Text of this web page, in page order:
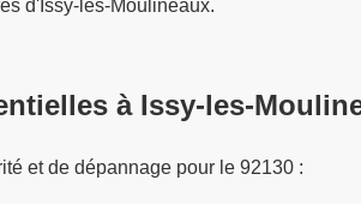
d'Issy-les-Moulineaux.
à Issy-les-
et de dépannage pour le 92130 :